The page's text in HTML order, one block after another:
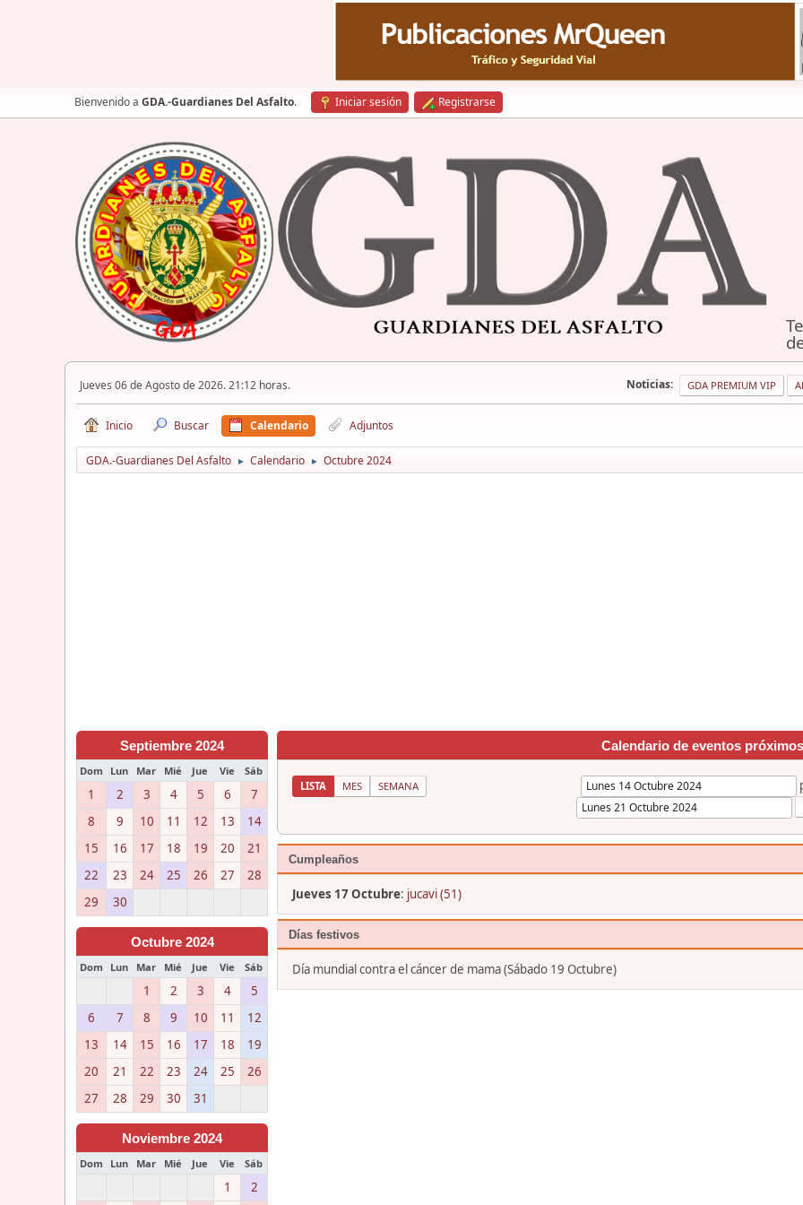
Bienvenido a GDA.-Guardianes Del Asfalto. Iniciar sesión Registrarse
Jueves 06 de Agosto de 2026. 21:12 horas. Noticias: GDA PREMIUM VIP
Inicio Buscar Calendario Adjuntos
GDA.-Guardianes Del Asfalto ► Calendario ► Octubre 2024
Septiembre 2024
Dom Lun Mar Mié Jue Vie Sáb
1 2 3 4 5 6
7
8
9 10 11 12 13
14
15
16 17 18 19 20
21
22
23 24 25 26 27
28
29
30
Octubre 2024
Dom Lun Mar Mié Jue Vie Sáb
1 2 3 4
5
6
7 8 9 10 11
12
13
14 15 16 17 18
19
20
21 22 23 24 25
26
27
28 29 30 31
Noviembre 2024
Dom Lun Mar Mié Jue Vie Sáb
1 2
Calendario de eventos próximos
LISTA MES SEMANA
Cumpleaños
Jueves 17 Octubre: jucavi (51)
Días festivos
Día mundial contra el cáncer de mama (Sábado 19 Octubre)